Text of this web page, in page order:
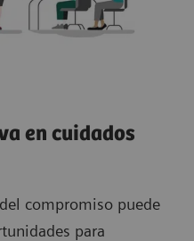
en cuidados
compromiso puede
para